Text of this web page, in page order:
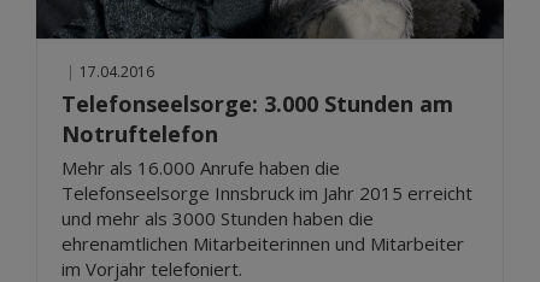
| 17.04.2016
Telefonseelsorge: 3.000 Stunden am
Notruftelefon
Mehr als 16.000 Anrufe haben die
Telefonseelsorge Innsbruck im Jahr 2015 erreicht
und mehr als 3000 Stunden haben die
ehrenamtlichen Mitarbeiterinnen und Mitarbeiter
im Vorjahr telefoniert.